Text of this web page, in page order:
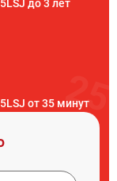
до 3 лет
от 35 минут